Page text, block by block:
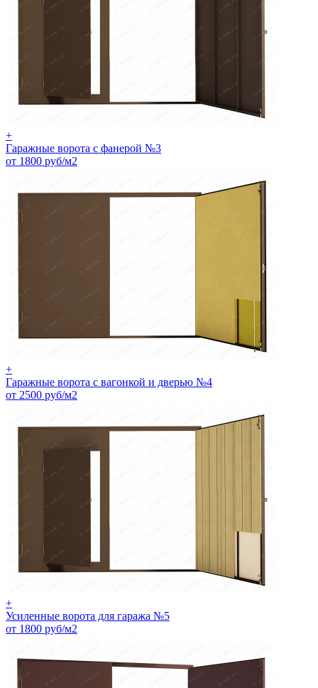
+
Гаражные ворота с фанерой №3
от 1800 руб/м2
+
Гаражные ворота с вагонкой и дверью №4
от 2500 руб/м2
+
Усиленные ворота для гаража №5
от 1800 руб/м2